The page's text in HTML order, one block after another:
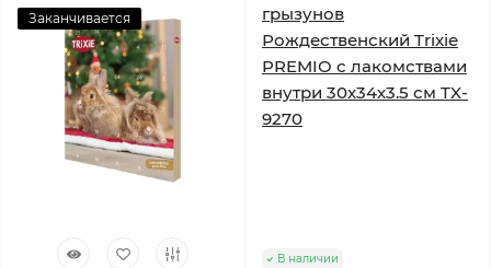
Заканчивается
грызунов
Рождественский Trixie
PREMIO с лакомствами
внутри 30х34х3.5 см TX-
9270
В наличии